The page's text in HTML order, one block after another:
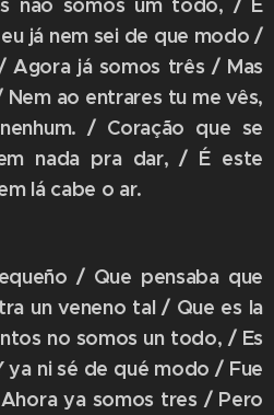
já nem sei de que modo /
Agora já somos três / Mas
ao entrares tu me vês,
/ Coração que se
nada pra dar, / É este
lá cabe o ar.
/ Que pensaba que
un veneno tal / Que es la
no somos un todo, / Es
ni sé de qué modo / Fue
ya somos tres / Pero